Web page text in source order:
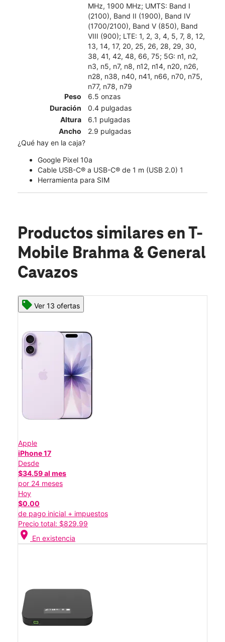
MHz, 1900 MHz; UMTS: Band I
(2100), Band II (1900), Band IV
(1700/2100), Band V (850), Band
VIII (900); LTE: 1, 2, 3, 4, 5, 7, 8, 12,
13, 14, 17, 20, 25, 26, 28, 29, 30,
38, 41, 42, 48, 66, 75; 5G: n1, n2,
n3, n5, n7, n8, n12, n14, n20, n26,
n28, n38, n40, n41, n66, n70, n75,
n77, n78, n79
Peso
6.5 onzas
Duración
0.4 pulgadas
Altura
6.1 pulgadas
Ancho
2.9 pulgadas
¿Qué hay en la caja?
Google Pixel 10a
Cable USB-C® a USB-C® de 1 m (USB 2.0) 1
Herramienta para SIM
Productos similares en T-
Mobile Brahma & General
Cavazos
Ver 13 ofertas
Apple
iPhone 17
Desde
$34.59 al mes
por 24 meses
Hoy
$0.00
de pago inicial + impuestos
Precio total: $829.99
location_on En existencia